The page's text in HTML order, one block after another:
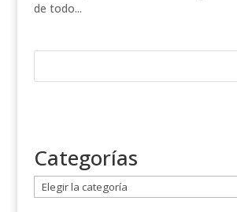
de todo...
Categorías
a